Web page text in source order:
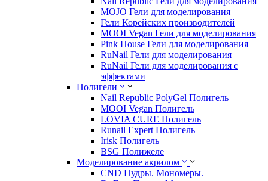
MOJO Гели для моделирования
Гели Корейских производителей
MOOI Vegan Гели для моделирования
Pink House Гели для моделирования
RuNail Гели для моделирования
RuNail Гели для моделирования с
эффектами
Полигели
Nail Republic PolyGel Полигель
MOOI Vegan Полигель
LOVIA CURE Полигель
Runail Expert Полигель
Irisk Полигель
BSG Полижеле
Моделирование акрилом
CND Пудры. Мономеры.